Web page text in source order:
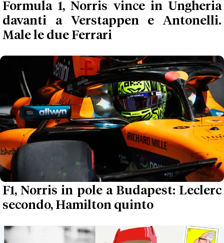
Formula 1, Norris vince in Ungheria
davanti a Verstappen e Antonelli.
Male le due Ferrari
F1, Norris in pole a Budapest: Leclerc
secondo, Hamilton quinto